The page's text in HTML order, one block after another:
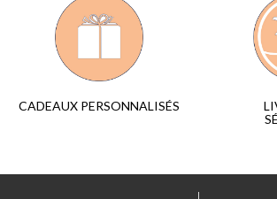
CADEAUX PERSONNALISÉS